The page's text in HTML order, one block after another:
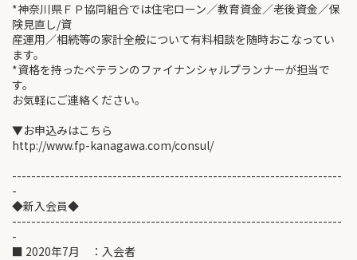
*神奈川県ＦＰ協同組合では住宅ローン／教育資金／老後資金／保
険見直し/資
産運用／相続等の家計全般について有料相談を随時おこなってい
ます。
*資格を持ったベテランのファイナンシャルプランナーが担当で
す。
お気軽にご連絡ください。
▼お申込みはこちら
http://www.fp-kanagawa.com/consul/
---------------------------------------------------------------------
-
◆新入会員◆
---------------------------------------------------------------------
-
■ 2020年7月 ：入会者